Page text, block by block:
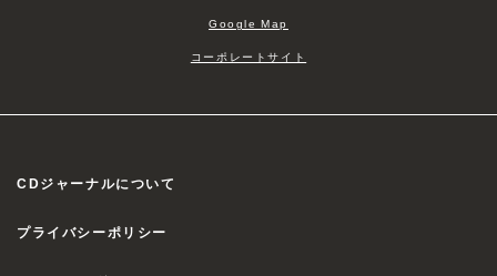
Google Map
コーポレートサイト
CDジャーナルについて
プライバシーポリシー